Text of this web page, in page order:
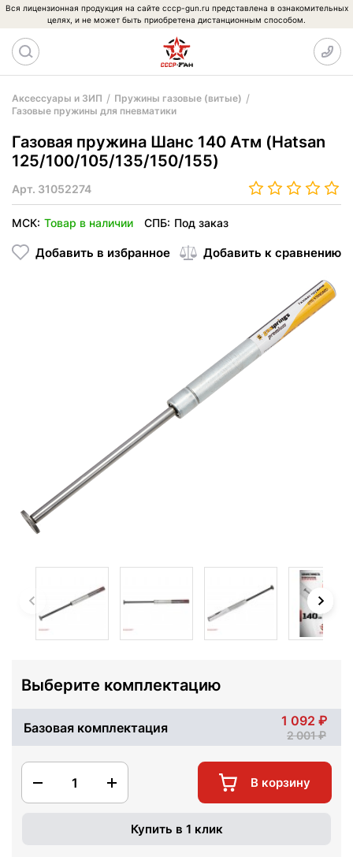
Вся лицензионная продукция на сайте cccp-gun.ru представлена в ознакомительных
целях, и не может быть приобретена дистанционным способом.
Аксессуары и ЗИП
Пружины газовые (витые)
Газовые пружины для пневматики
Газовая пружина Шанс 140 Атм (Hatsan
125/100/105/135/150/155)
Арт. 31052274
МСК: Товар в наличии СПБ: Под заказ
Добавить в избранное Добавить к сравнению
Выберите комплектацию
Базовая комплектация 1 092
2 001
1 В корзину
Купить в 1 клик